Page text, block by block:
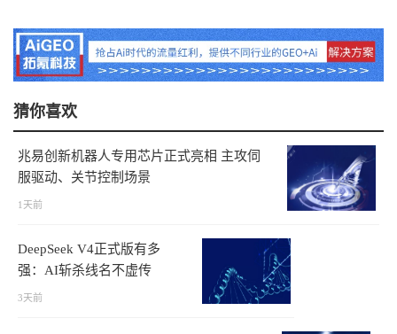
猜你喜欢
兆易创新机器人专用芯片正式亮相 主攻伺
服驱动、关节控制场景
1天前
DeepSeek V4正式版有多
强：AI斩杀线名不虚传
3天前